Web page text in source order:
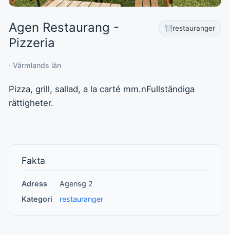
Agen Restaurang -
Pizzeria
restauranger
· Värmlands län
Pizza, grill, sallad, a la carté mm.nFullständiga
rättigheter.
Fakta
Adress
Agensg 2
Kategori
restauranger